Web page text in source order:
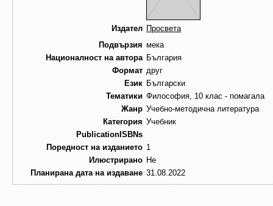
Издател Просвета
Подвързия мека
Националност на автора България
Формат друг
Език Български
Тематики Философия, 10 клас - помагала
Жанр Учебно-методична литература
Категория Учебник
PublicationISBNs
Поредност на изданието 1
Илюстрирано Не
Планирана дата на издаване 31.08.2022